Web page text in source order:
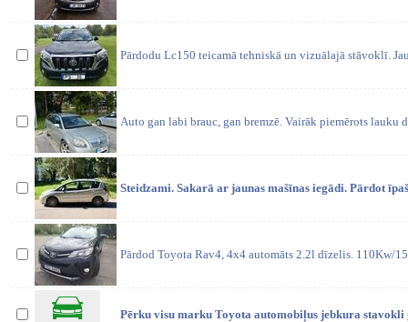
Pārdodu Lc150 teicamā tehniskā un vizuālajā stāvoklī.
Auto gan labi brauc, gan bremzē. Vairāk piemērots lauku
Steidzami. Sakarā ar jaunas mašīnas iegādi. Pārdot
Pārdod Toyota Rav4, 4x4 automāts 2.2l dīzelis. 110Kw/
Pērku visu marku Toyota automobiļus jebkura stavokli